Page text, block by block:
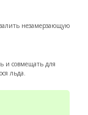
незамерзающую
и совмещать для
льда.